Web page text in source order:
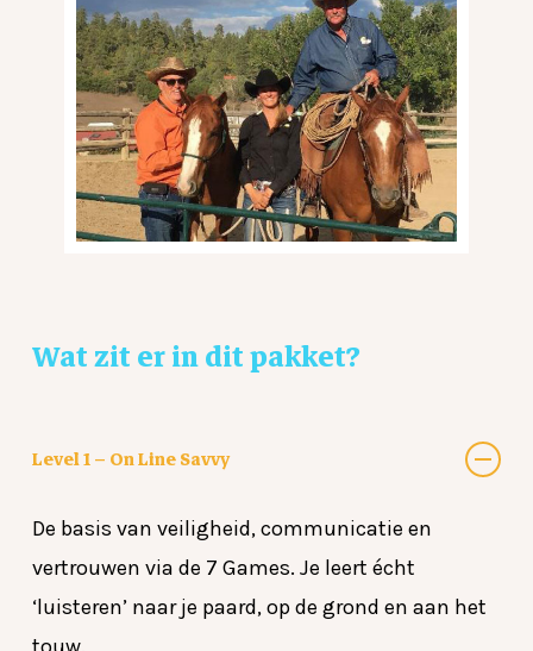
Watziterinditpakket?
Level 1 – On Line Savvy
De basis van veiligheid, communicatie en
vertrouwen via de 7 Games. Je leert écht
‘luisteren’ naar je paard, op de grond en aan het